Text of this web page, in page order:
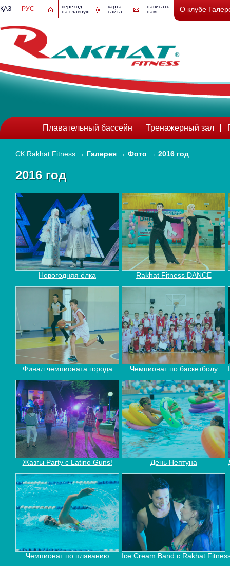
переход
на главную
карта
сайта
написать
нам
ҚАЗ РУС О клубе
Плавательный бассейн Тренажерный зал
СК Rakhat Fitness → Галерея → Фото → 2016 год
2016 год
Новогодняя ёлка Rakhat Fitness DANCE
Финал чемпионата города Чемпионат по баскетболу
Жазғы Party с Latino Guns! День Нептуна
Чемпионат по плаванию Ice Cream Band c Rakhat